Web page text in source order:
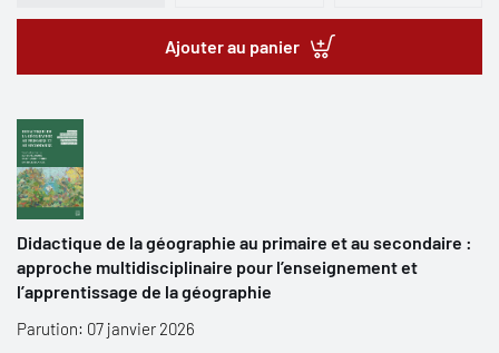
Ajouter au panier
Didactique de la géographie au primaire et au secondaire :
approche multidisciplinaire pour l’enseignement et
l’apprentissage de la géographie
Parution: 07 janvier 2026